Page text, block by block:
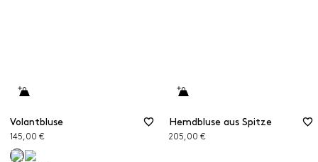
Volantbluse
145,00 €
Hemdbluse aus Spitze
205,00 €